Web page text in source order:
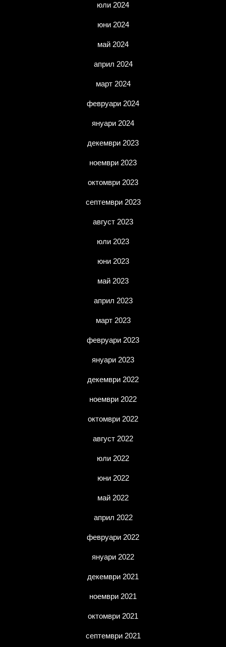
юли 2024
юни 2024
май 2024
април 2024
март 2024
февруари 2024
януари 2024
декември 2023
ноември 2023
октомври 2023
септември 2023
август 2023
юли 2023
юни 2023
май 2023
април 2023
март 2023
февруари 2023
януари 2023
декември 2022
ноември 2022
октомври 2022
август 2022
юли 2022
юни 2022
май 2022
април 2022
февруари 2022
януари 2022
декември 2021
ноември 2021
октомври 2021
септември 2021